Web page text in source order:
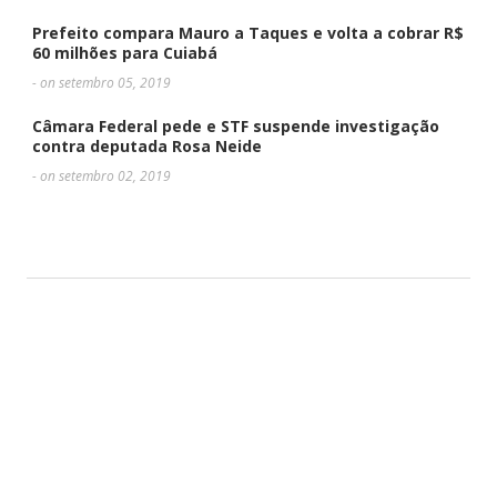
Prefeito compara Mauro a Taques e volta a cobrar R$
60 milhões para Cuiabá
- on setembro 05, 2019
Câmara Federal pede e STF suspende investigação
contra deputada Rosa Neide
- on setembro 02, 2019